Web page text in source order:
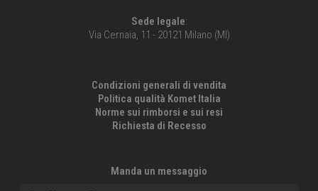
Sede legale:
Via Cernaia, 11 - 20121 Milano (MI)
Condizioni generali di vendita
Politica qualità Komet Italia
Norme sui rimborsi e sui resi
Richiesta di Recesso
Manda un messaggio